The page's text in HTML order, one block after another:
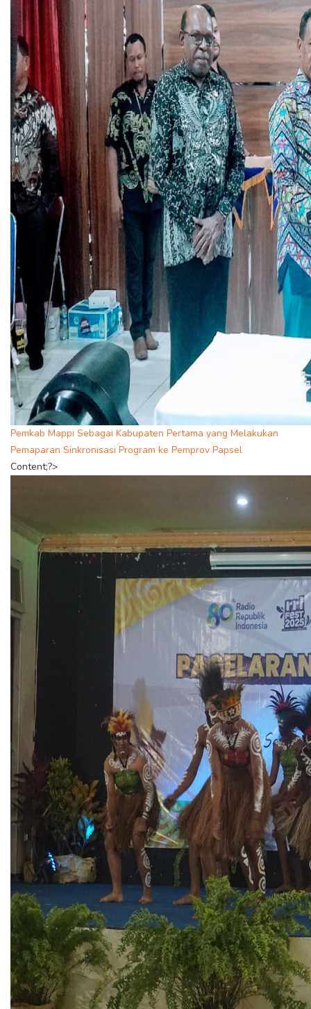
Pemkab Mappi Sebagai Kabupaten Pertama yang Melakukan
Pemaparan Sinkronisasi Program ke Pemprov Papsel
Content;?>